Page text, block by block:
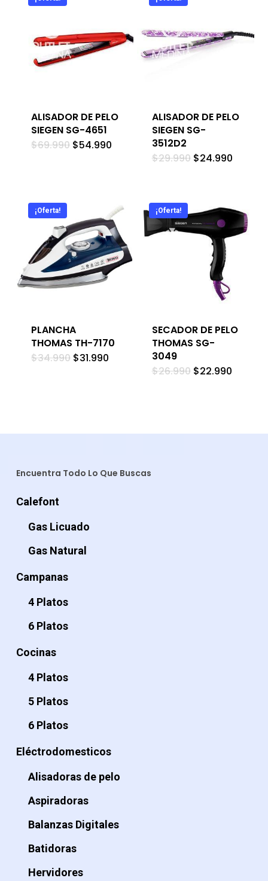
ALISADOR DE PELO
SIEGEN SG-4651
$69.990 El
$54.990El
ALISADOR DE PELO
SIEGEN SG-
3512D2
$29.990 El
$24.990El
¡Oferta!
PLANCHA
THOMAS TH-7170
$34.990 El
$31.990El
¡Oferta!
SECADOR DE PELO
THOMAS SG-
3049
$26.990 El
$22.990El
Encuentra Todo Lo Que Buscas
Calefont
Gas Licuado
Gas Natural
Campanas
4 Platos
6 Platos
Cocinas
4 Platos
5 Platos
6 Platos
Eléctrodomesticos
Alisadoras de pelo
Aspiradoras
Balanzas Digitales
Batidoras
Hervidores